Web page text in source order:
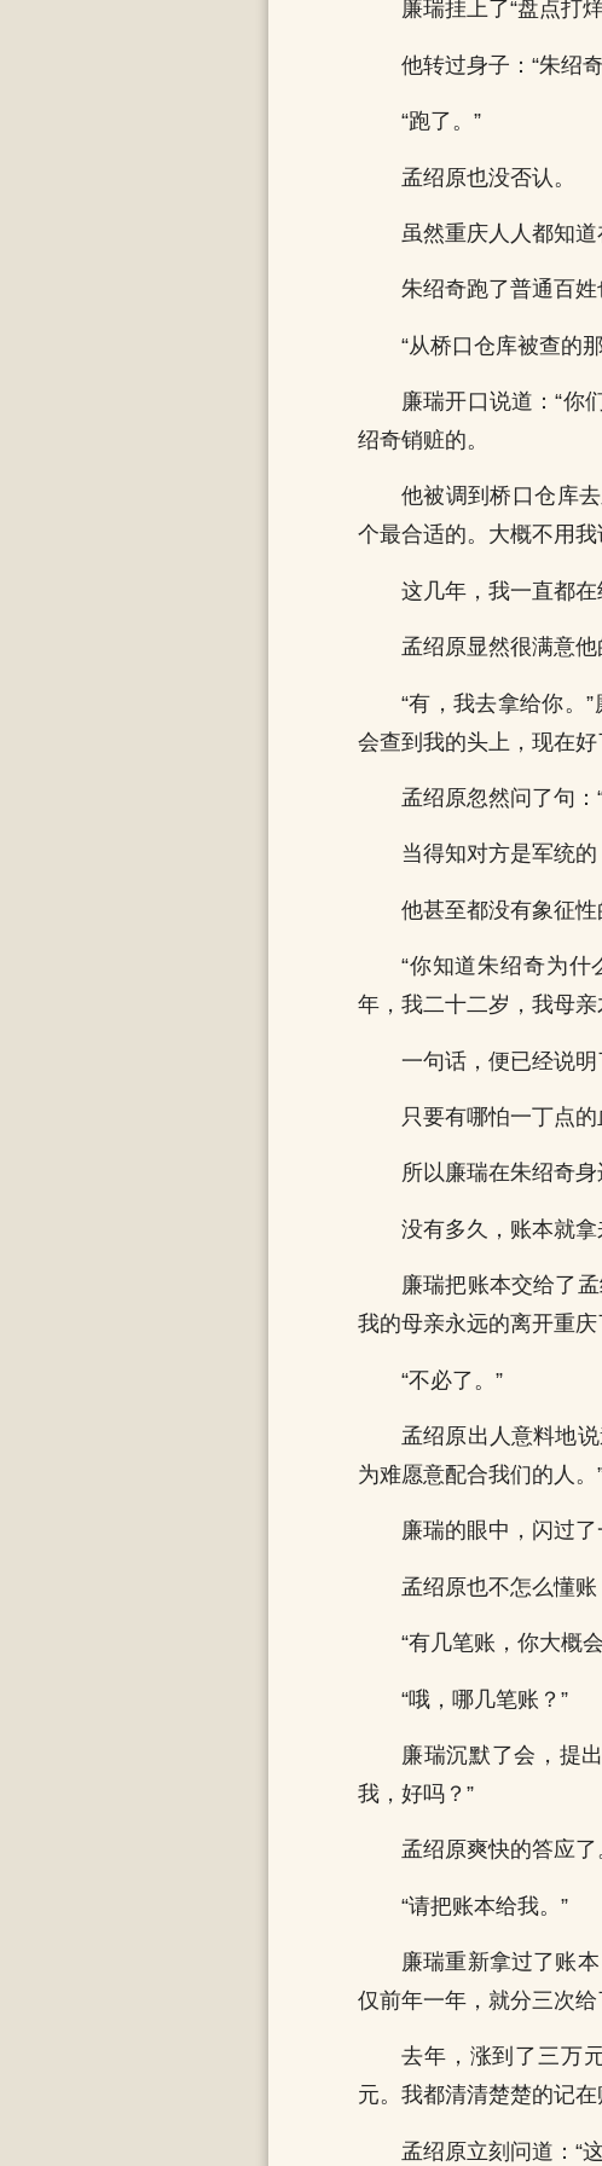
廉瑞挂上了“盘点打烊
他转过身子：“朱绍
“跑了。”
孟绍原也没否认。
虽然重庆人人都知
朱绍奇跑了普通百姓
“从桥口仓库被查的
廉瑞开口说道：“你
绍奇销赃的。
他被调到桥口仓库
个最合适的。大概不用我
这几年，我一直都
孟绍原显然很满意
“有，我去拿给你。
会查到我的头上，现在好
孟绍原忽然问了句
当得知对方是军统
他甚至都没有象征性
“你知道朱绍奇为什
年，我二十二岁，我母亲
一句话，便已经说明
只要有哪怕一丁点
所以廉瑞在朱绍奇
没有多久，账本就拿
廉瑞把账本交给了
我的母亲永远的离开重
“不必了。”
孟绍原出人意料地
为难愿意配合我们的人。
廉瑞的眼中，闪过了
孟绍原也不怎么懂账
“有几笔账，你大概
“哦，哪几笔账？”
廉瑞沉默了会，提
我，好吗？”
孟绍原爽快的答应了
“请把账本给我。”
廉瑞重新拿过了账
仅前年一年，就分三次给
去年，涨到了三万
元。我都清清楚楚的记在
孟绍原立刻问道：“